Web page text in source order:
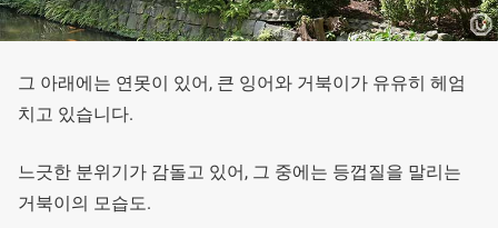
그 아래에는 연못이 있어, 큰 잉어와 거북이가 유유히 헤엄
치고 있습니다.
느긋한 분위기가 감돌고 있어, 그 중에는 등껍질을 말리는
거북이의 모습도.